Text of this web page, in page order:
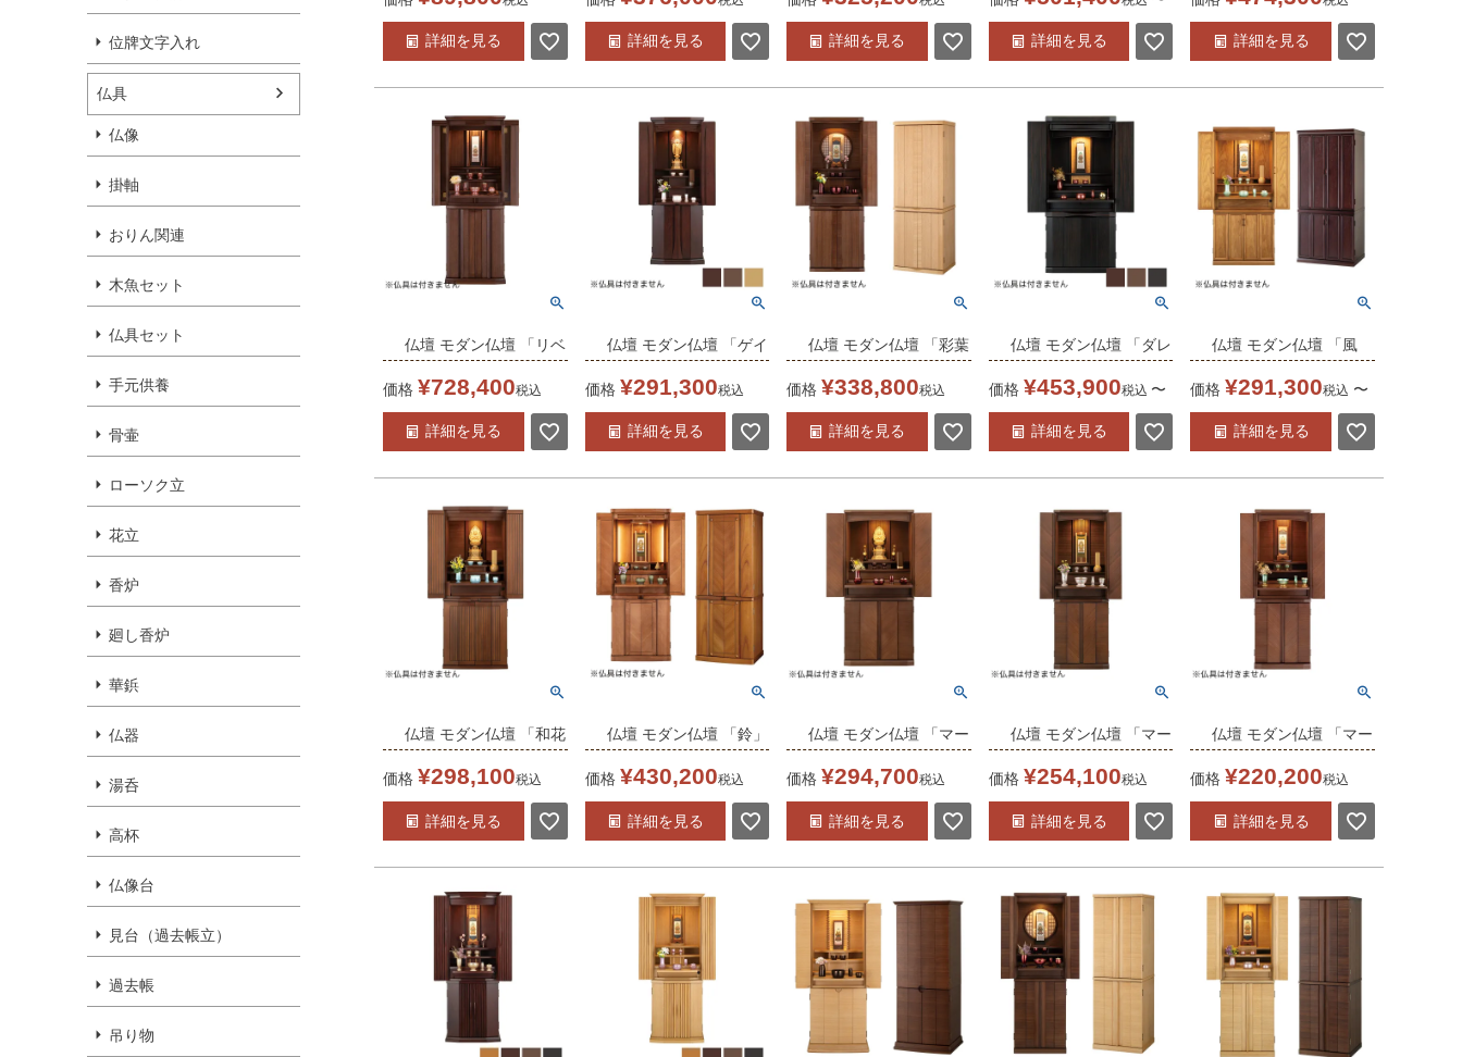
位牌文字入れ
仏具
仏像
掛軸
おりん関連
木魚セット
仏具セット
手元供養
骨壷
ローソク立
花立
香炉
廻し香炉
華鋲
仏器
湯呑
高杯
仏像台
見台（過去帳立）
過去帳
吊り物
インテリア 台付き リビ
ング 上下セット 送料無
料（設置便オプショ
ン）モナコ
詳細を見る
日本製 床置 ウォールナ
ット フローリング リビ
ング
詳細を見る
号 /家具調仏壇 モダン
仏壇 床置き仏壇台付き
リビング 仏壇 上下セッ
ト モダン 送料無料
詳細を見る
/家具調仏壇 モダン仏壇
床置き仏壇台付き リビ
ング 仏壇 上下セット
モダン 送料無料
詳細を見る
ナット 16×48号 /家具
調仏壇 モダン仏壇 床置
き仏壇台付き リビング
送料無料
詳細を見る
仏壇 モダン仏壇 「リベ
ラ」ウォールナット
15×43号 /家具調仏壇
モダン仏壇 床置き仏壇
台付き リビング 仏壇
上下セット モダン 送料
価格 ¥728,400税込
詳細を見る
仏壇 モダン仏壇 「ゲイ
ル2」 15×43号 /家具調
仏壇 モダン仏壇 床置き
仏壇台付き リビング 仏
壇 上下セット モダン
送料無料
価格 ¥291,300税込
詳細を見る
仏壇 モダン仏壇 「彩葉
（いろは） 15-43」
15×43号 /家具調仏壇
モダン仏壇 床置き仏壇
台付き リビング 仏壇
上下セット モダン 送料
価格 ¥338,800税込
詳細を見る
仏壇 モダン仏壇 「ダレ
ト2 18-40」 18×40号
/家具調仏壇 モダン仏壇
床置き仏壇台付き リビ
ング 仏壇 上下セット
モダン 送料無料
価格 ¥453,900税込 〜
詳細を見る
仏壇 モダン仏壇 「風
香」 18×40号 /家具調
仏壇 モダン仏壇 床置き
仏壇台付き リビング 仏
壇 上下セット モダン
送料無料
価格 ¥291,300税込 〜
詳細を見る
仏壇 モダン仏壇 「和花
16-40」ウォール色
16×40号 /家具調仏壇
モダン仏壇 床置き仏壇
台付き リビング 仏壇
上下セット モダン 送料
価格 ¥298,100税込
詳細を見る
仏壇 モダン仏壇 「鈴」
16×40号 /家具調仏壇
モダン仏壇 床置き仏壇
台付き リビング 仏壇
上下セット モダン 送料
価格 ¥430,200税込
詳細を見る
仏壇 モダン仏壇 「マー
トン 18-40」ウォール
ナット 18×40号 /家具
調仏壇 モダン仏壇 床置
き仏壇台付き リビング
仏壇 上下セット モダン
送料無料
価格 ¥294,700税込
詳細を見る
仏壇 モダン仏壇 「マー
トン 15-43」ウォール
ナット 15×43号 /家具
調仏壇 モダン仏壇 床置
き仏壇台付き リビング
仏壇 上下セット モダン
送料無料
価格 ¥254,100税込
詳細を見る
仏壇 モダン仏壇 「マー
トン 18-40」ウォール
ナット 18×40号 /家具
調仏壇 モダン仏壇 床置
き仏壇台付き リビング
仏壇 上下セット モダン
送料無料
価格 ¥220,200税込
詳細を見る